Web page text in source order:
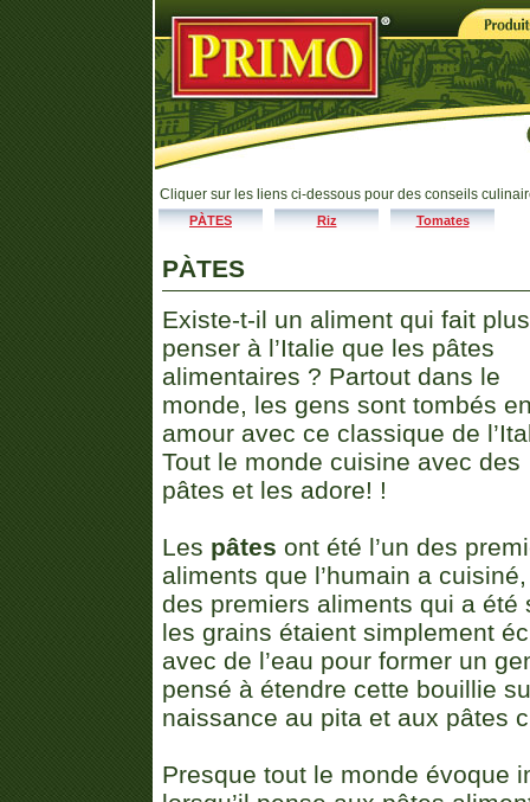
Cliquer sur les liens ci-dessous pour des conseils
PÀTES Riz Tomates
PÀTES
Existe-t-il un aliment qui fait plus
penser à l’Italie que les pâtes
alimentaires ? Partout dans le
monde, les gens sont tombés
amour avec ce classique de
Tout le monde cuisine avec des
pâtes et les adore! !
Les pâtes ont été l’un des
aliments que l’humain a cuisiné,
des premiers aliments qui a été
les grains étaient simplement
avec de l’eau pour former un
pensé à étendre cette bouillie
naissance au pita et aux pâtes
Presque tout le monde évoque